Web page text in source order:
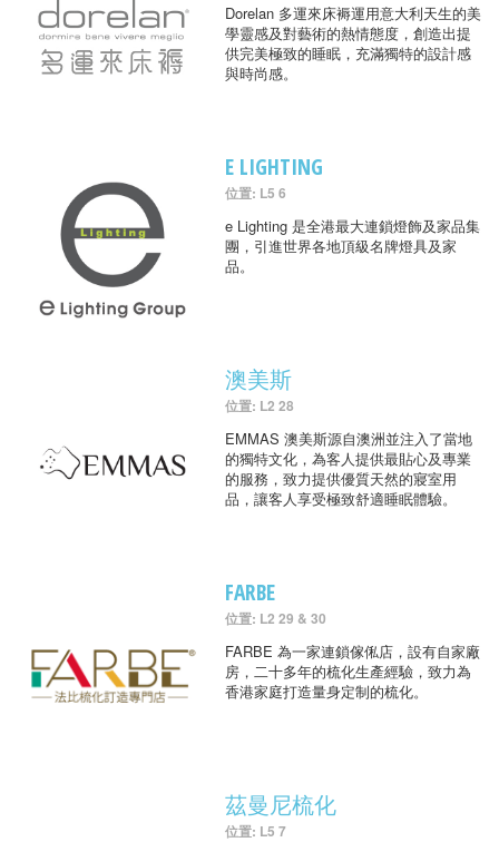
Dorelan 多運來床褥運用意大利天生的美
學靈感及對藝術的熱情態度，創造出提
供完美極致的睡眠，充滿獨特的設計感
與時尚感。
E LIGHTING
位置: L5 6
e Lighting 是全港最大連鎖燈飾及家品集
團，引進世界各地頂級名牌燈具及家
品。
澳美斯
位置: L2 28
EMMAS 澳美斯源自澳洲並注入了當地
的獨特文化，為客人提供最貼心及專業
的服務，致力提供優質天然的寢室用
品，讓客人享受極致舒適睡眠體驗。
FARBE
位置: L2 29 & 30
FARBE 為一家連鎖傢俬店，設有自家廠
房，二十多年的梳化生產經驗，致力為
香港家庭打造量身定制的梳化。
茲曼尼梳化
位置: L5 7